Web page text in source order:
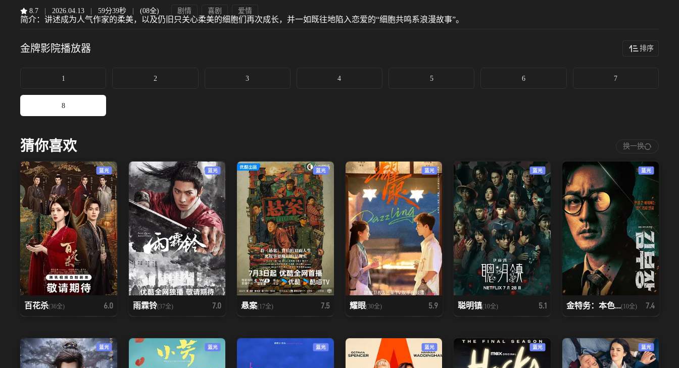
8.7 2026.04.13 59分39秒 (08全) 剧情 喜剧 爱情
简介： 讲述成为人气作家的柔美，以及仍旧只关心柔美的细胞们再次成长，并一如既往地陷入恋爱的“细胞共鸣系浪漫故事”。
金牌影院播放器 排序
1 2 3 4 5 6 7
8
猜你喜欢 换一换
蓝光
百花杀(36全) 6.0
蓝光
雨霖铃(37全) 7.0
蓝光
悬案(17全) 7.5
蓝光
耀眼(30全) 5.9
蓝光
聪明镇(10全) 5.1
蓝光
金特务：本色...(10全) 7.4
蓝光 蓝光 蓝光 蓝光 蓝光 蓝光